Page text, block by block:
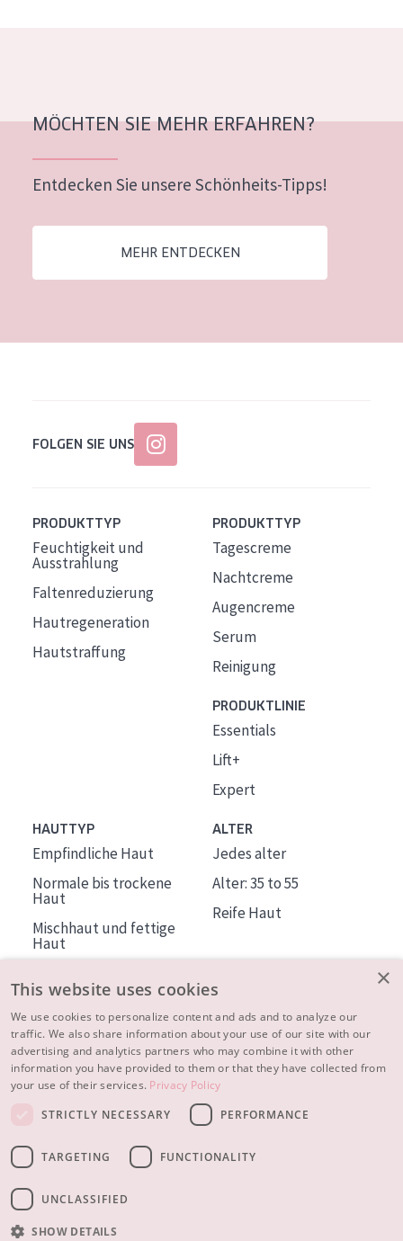
MÖCHTEN SIE MEHR ERFAHREN?
Entdecken Sie unsere Schönheits-Tipps!
MEHR ENTDECKEN
FOLGEN SIE UNS
PRODUKTTYP
Feuchtigkeit und
Ausstrahlung
Faltenreduzierung
Hautregeneration
Hautstraffung
PRODUKTTYP
Tagescreme
Nachtcreme
Augencreme
Serum
Reinigung
PRODUKTLINIE
Essentials
Lift+
Expert
HAUTTYP
Empfindliche Haut
Normale bis trockene
Haut
Mischhaut und fettige
Haut
Haut
ALTER
Jedes alter
Alter: 35 to 55
Reife Haut
ÜBER DIADERMINE
Mehr über uns
Inspiration
×
This website uses cookies
We use cookies to personalize content and ads and to analyze our
traffic. We also share information about your use of our site with our
advertising and analytics partners who may combine it with other
information you have provided to them or that they have collected from
your use of their services. Privacy Policy
STRICTLY NECESSARY
PERFORMANCE
TARGETING FUNCTIONALITY
UNCLASSIFIED
SHOW DETAILS